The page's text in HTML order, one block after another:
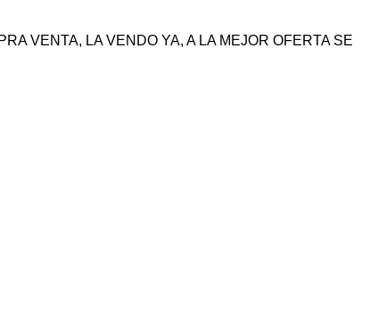
VENTA, LA VENDO YA, A LA MEJOR OFERTA SE